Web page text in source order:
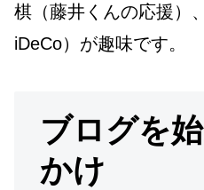
棋（藤井くんの応援）
iDeCo）が趣味です。
ブログを
かけ